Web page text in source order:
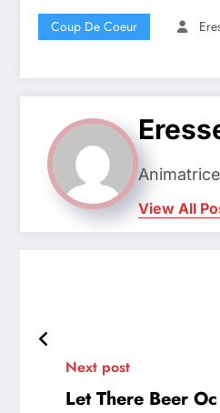
Coup De Coeur
View All
Next post
Let There Beer